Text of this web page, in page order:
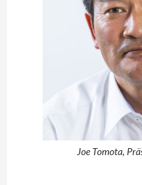
Joe Tomota,